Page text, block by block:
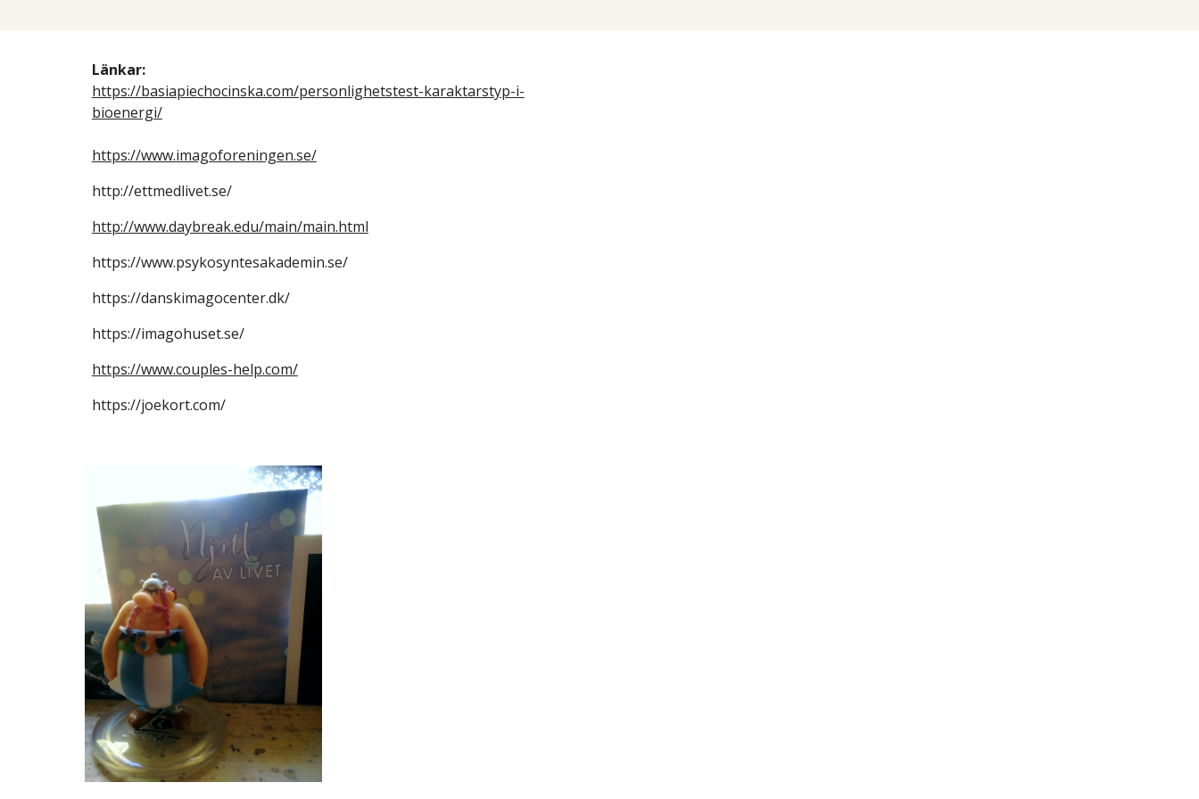
Länkar:
https://basiapiechocinska.com/personlighetstest-karaktarstyp-i-
bioenergi/
https://www.imagoforeningen.se/
http://ettmedlivet.se/
http://www.daybreak.edu/main/main.html
https://www.psykosyntesakademin.se/
https://danskimagocenter.dk/
https://imagohuset.se/
https://www.couples-help.com/
https://joekort.com/